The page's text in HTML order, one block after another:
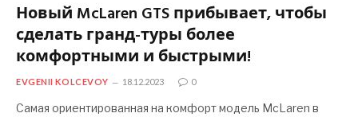
Новый McLaren GTS прибывает, чтобы
сделать гранд-туры более
комфортными и быстрыми!
EVGENII KOLCEVOY 18.12.2023 0
Самая ориентированная на комфорт модель McLaren в